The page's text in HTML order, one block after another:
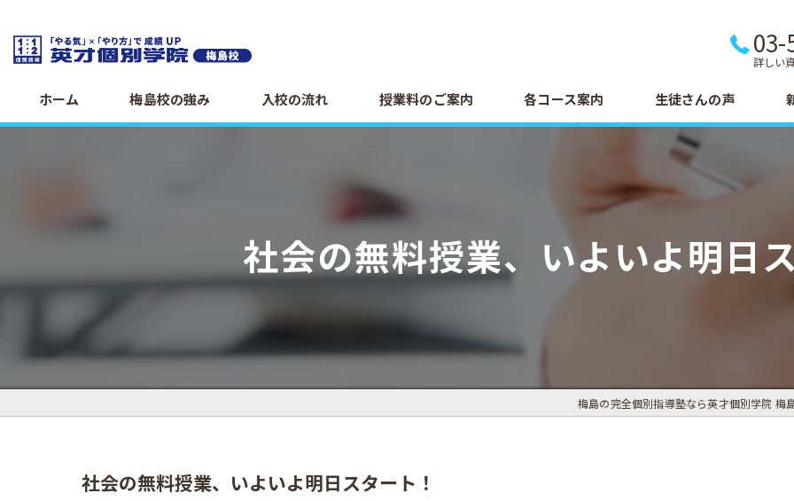
03-
詳しい
ホーム 梅島校の強み 入校の流れ 授業料のご案内 各コース案内 生徒さんの声
社会の無料授業、いよいよ明日
梅島の完全個別指導塾なら英才個別学院 梅
社会の無料授業、いよいよ明日スタート！